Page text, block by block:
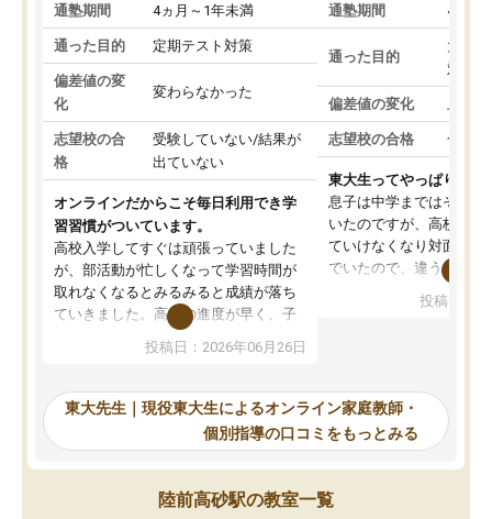
通塾期間 4ヵ月～1年未満
通った目的 定期テスト対策
偏差値の変
化
変わらなかった
志望校の合
格
受験していない/結果が
出ていない
オンラインだからこそ毎日利用でき学
習習慣がついています。
高校入学してすぐは頑張っていました
が、部活動が忙しくなって学習時間が
取れなくなるとみるみると成績が落ち
ていきました。高校の進度が早く、子
供も家に帰って勉強の話すると嫌な反
応を示します。東大先生にお願いして
れるので、親としても安心です。毎日
使える自習室とかもあり、わからない
ところがあれば先生が回答してくれる
のも重宝しています。
投稿日：2026年06月26日
通塾期間 4ヵ月
通った目的
大学
対策
偏差値の変化
志望校の合格 合格
東大生ってやっぱりすご
息子は中学まではそこそ
いたのですが、高校に入
ていけなくなり対面の塾
でいたので、違うアプロ
で、当初は模試でD判定
自習室が毎日使えていつ
るのが心強かったよう
謝です。
投稿日：
東大先生｜現役東大生によるオンライン家庭教師・
個別指導の口コミをもっとみる
陸前高砂駅の教室一覧